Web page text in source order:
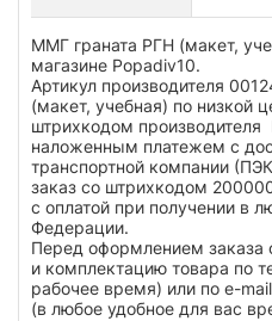
ММГ граната РГН (макет,
магазине Popadiv10.
Артикул производителя
(макет, учебная) по низкой
штрихкодом
наложенным платежем с
транспортной компании
заказ со штрихкодом
с оплатой при получении в
Федерации.
Перед оформлением заказа
и комплектацию товара по
рабочее время) или по e-
(в любое удобное для вас